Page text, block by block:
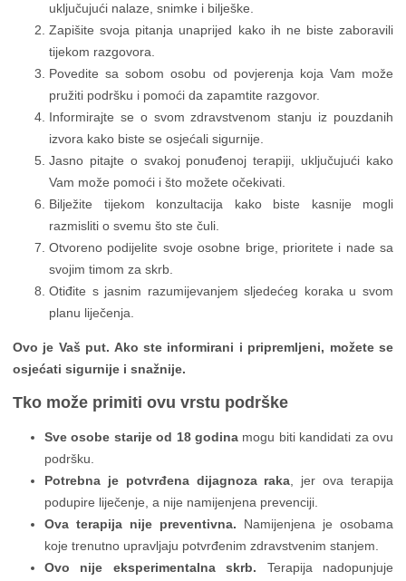
uključujući nalaze, snimke i bilješke.
Zapišite svoja pitanja unaprijed kako ih ne biste zaboravili
tijekom razgovora.
Povedite sa sobom osobu od povjerenja koja Vam može
pružiti podršku i pomoći da zapamtite razgovor.
Informirajte se o svom zdravstvenom stanju iz pouzdanih
izvora kako biste se osjećali sigurnije.
Jasno pitajte o svakoj ponuđenoj terapiji, uključujući kako
Vam može pomoći i što možete očekivati.
Bilježite tijekom konzultacija kako biste kasnije mogli
razmisliti o svemu što ste čuli.
Otvoreno podijelite svoje osobne brige, prioritete i nade sa
svojim timom za skrb.
Otiđite s jasnim razumijevanjem sljedećeg koraka u svom
planu liječenja.
Ovo je Vaš put. Ako ste informirani i pripremljeni, možete se
osjećati sigurnije i snažnije.
Tko može primiti ovu vrstu podrške
Sve osobe starije od 18 godina mogu biti kandidati za ovu
podršku.
Potrebna je potvrđena dijagnoza raka , jer ova terapija
podupire liječenje, a nije namijenjena prevenciji.
Ova terapija nije preventivna. Namijenjena je osobama
koje trenutno upravljaju potvrđenim zdravstvenim stanjem.
Ovo nije eksperimentalna skrb. Terapija nadopunjuje